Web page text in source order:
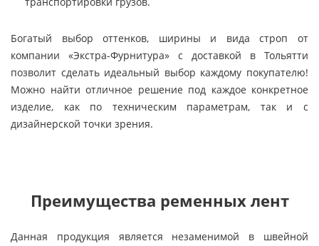
Богатый выбор оттенков, ширины и вида строп от
компании «Экстра-Фурнитура» с доставкой в Тольятти
позволит сделать идеальный выбор каждому покупателю!
Можно найти отличное решение под каждое конкретное
изделие, как по техническим параметрам, так и с
дизайнерской точки зрения.
Преимущества ременных лент
Данная продукция является незаменимой в швейной